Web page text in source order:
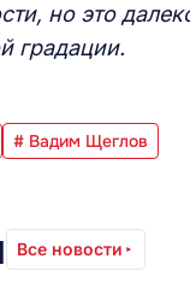
но это
градации.
# Вадим Щеглов
Все новости